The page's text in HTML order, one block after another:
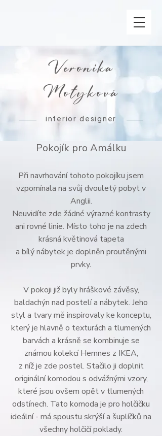
Veronika
Motyková
interior designer
Pokojík pro Amálku
Při navrhování tohoto pokojíku jsem
vzpomínala na svůj dvouletý pobyt v
Anglii.
Neuvidíte zde žádné výrazné kontrasty
ani rovné linie. Místo toho je na zdech
krásná květinová tapeta
a bílý nábytek je doplněn proutěnými
prvky.
V pokoji již byly hráškové závěsy,
baldachýn nad postelí a nábytek. Jeho
styl a tvary mě inspirovaly ke konceptu,
který je hlavně o texturách a tlumených
barvách a krásně se kombinuje se
známou kolekcí Hemnes z IKEA,
z níž je zde postel. Stačilo ji doplnit
originální komodou s odvážnými vzory,
které jsou ovšem opět v tlumených
odstínech. Tato komoda je pro holčičku
ideální - má spoustu skrýší a šuplíčků na
všechny holčičí poklady.